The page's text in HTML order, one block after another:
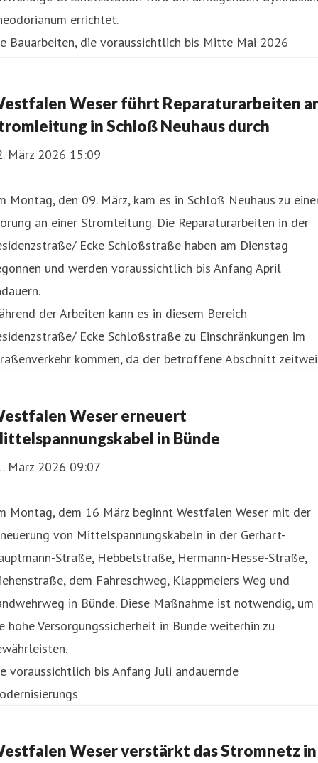
errichtet.
Bauarbeiten, die voraussichtlich bis Mitte Mai 2026
Weser führt Reparaturarbeiten
in Schloß Neuhaus durch
März 2026 15:09
Montag, den 09. März, kam es in Schloß Neuhaus zu
an einer Stromleitung. Die Reparaturarbeiten in der
Ecke Schloßstraße haben am Dienstag
und werden voraussichtlich bis Anfang April
der Arbeiten kann es in diesem Bereich
Ecke Schloßstraße zu Einschränkungen im
kommen, da der betroffene Abschnitt
Weser erneuert
in Bünde
März 2026 09:07
Montag, dem 16 März beginnt Westfalen Weser mit der
von Mittelspannungskabeln in der Gerhart-
Straße, Hebbelstraße, Hermann-Hesse-Straße,
dem Fahreschweg, Klappmeiers Weg und
in Bünde. Diese Maßnahme ist notwendig, um
hohe Versorgungssicherheit in Bünde weiterhin zu
voraussichtlich bis Anfang Juli andauernde
Weser verstärkt das Stromnetz in